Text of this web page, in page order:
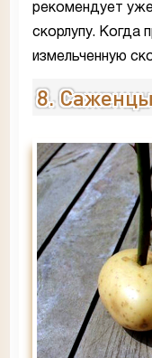
рекомендует
скорлупу. Когда
измельченную
8.